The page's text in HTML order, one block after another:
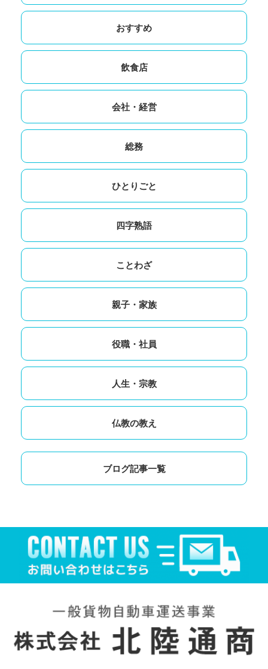
おすすめ
飲食店
会社・経営
総務
ひとりごと
四字熟語
ことわざ
親子・家族
役職・社員
人生・宗教
仏教の教え
ブログ記事一覧